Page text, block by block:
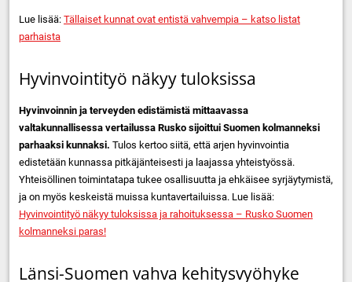
Lue lisää: Tällaiset kunnat ovat entistä vahvempia – katso listat
parhaista
Hyvinvointityö näkyy tuloksissa
Hyvinvoinnin ja terveyden edistämistä mittaavassa
valtakunnallisessa vertailussa Rusko sijoittui Suomen kolmanneksi
parhaaksi kunnaksi. Tulos kertoo siitä, että arjen hyvinvointia
edistetään kunnassa pitkäjänteisesti ja laajassa yhteistyössä.
Yhteisöllinen toimintatapa tukee osallisuutta ja ehkäisee syrjäytymistä,
ja on myös keskeistä muissa kuntavertailuissa. Lue lisää:
Hyvinvointityö näkyy tuloksissa ja rahoituksessa – Rusko Suomen
kolmanneksi paras!
Länsi-Suomen vahva kehitysvyöhyke